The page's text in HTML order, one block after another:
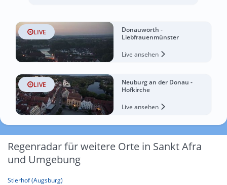
LIVE
Donauwörth -
Liebfrauenmünster
Live ansehen
LIVE
Neuburg an der Donau -
Hofkirche
Live ansehen
Regenradar für weitere Orte in Sankt Afra
und Umgebung
Stierhof (Augsburg)